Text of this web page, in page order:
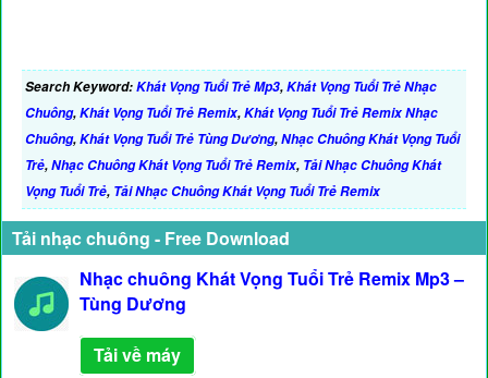
Search Keyword:Khát Vọng Tuổi Trẻ Mp3,Khát Vọng Tuổi Trẻ Nhạc
Chuông,Khát Vọng Tuổi Trẻ Remix,Khát Vọng Tuổi Trẻ Remix Nhạc
Chuông,Khát Vọng Tuổi Trẻ Tùng Dương,Nhạc Chuông Khát Vọng Tuổi
Trẻ,Nhạc Chuông Khát Vọng Tuổi Trẻ Remix, Tải Nhạc Chuông Khát
Vọng Tuổi Trẻ, Tải Nhạc Chuông Khát Vọng Tuổi Trẻ Remix
Tải nhạc chuông - Free Download
Nhạc chuông Khát Vọng Tuổi Trẻ Remix Mp3 –
Tùng Dương
Tải về máy